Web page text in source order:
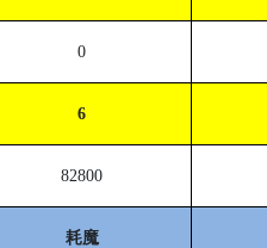
0
6
82800
耗魔